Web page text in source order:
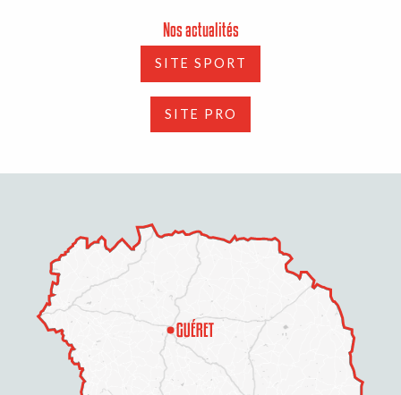
Nos actualités
SITE SPORT
SITE PRO